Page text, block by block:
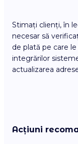
Stimați clienți, în
necesar să
de plată pe care
integrărilor
actualizarea
Acțiuni